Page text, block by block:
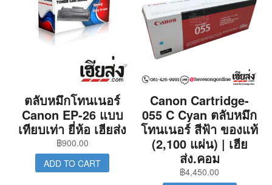
ตลับหมึกโทนเนอร์
Canon EP-26 แบบ
เทียบเท่า ยี่ห้อ เฮียส่ง
฿900.00
ADD TO CART
Canon Cartridge-
055 C Cyan ตลับหมึก
โทนเนอร์ สีฟ้า ของแท้
(2,100 แผ่น) | เฮีย
ส่ง.คอม
฿4,450.00